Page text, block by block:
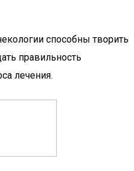
способны творить
правильность
лечения.